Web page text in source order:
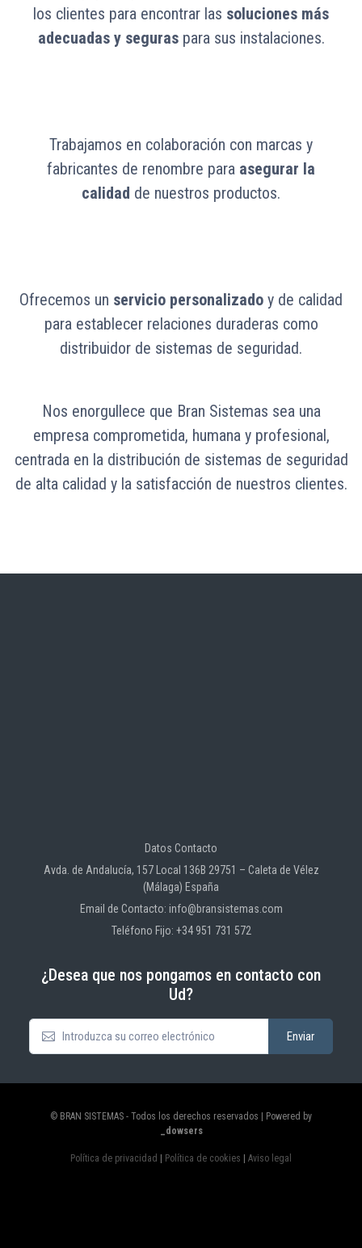
los clientes para encontrar las soluciones más
adecuadas y seguraspara sus instalaciones.
Trabajamos en colaboración con marcas y
fabricantes de renombre para asegurar la
calidad de nuestros productos.
Ofrecemos un servicio personalizado y de calidad
para establecer relaciones duraderas como
distribuidor de sistemas de seguridad.
Nos enorgullece que Bran Sistemas sea una
empresa comprometida, humana y profesional,
centrada en la distribución de sistemas de seguridad
de alta calidad y la satisfacción de nuestros clientes.
Datos Contacto
Avda. de Andalucía, 157 Local 136B 29751 – Caleta de Vélez
(Málaga) España
Email de Contacto: info@bransistemas.com
Teléfono Fijo: +34 951 731 572
¿Desea que nos pongamos en contacto con
Ud?
© BRAN SISTEMAS - Todos los derechos reservados | Powered by
_dowsers
Política de privacidad Política de cookies Aviso legal